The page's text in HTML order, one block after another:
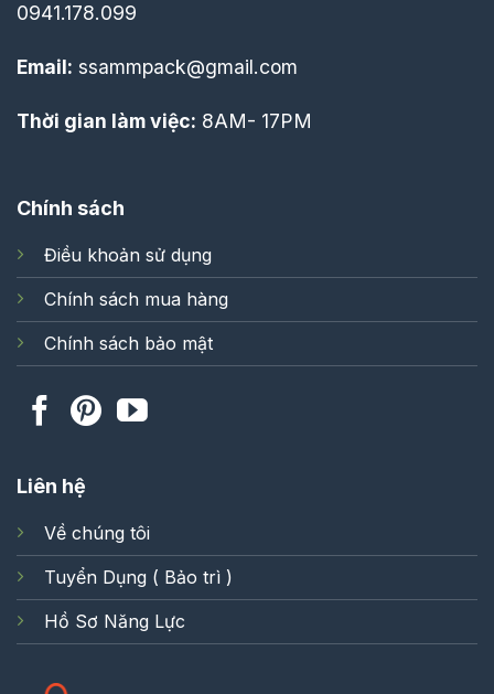
0941.178.099
Email: ssammpack@gmail.com
Thời gian làm việc: 8AM- 17PM
Chính sách
Điều khoản sử dụng
Chính sách mua hàng
Chính sách bảo mật
Liên hệ
Về chúng tôi
Tuyển Dụng ( Bảo trì )
Hồ Sơ Năng Lực